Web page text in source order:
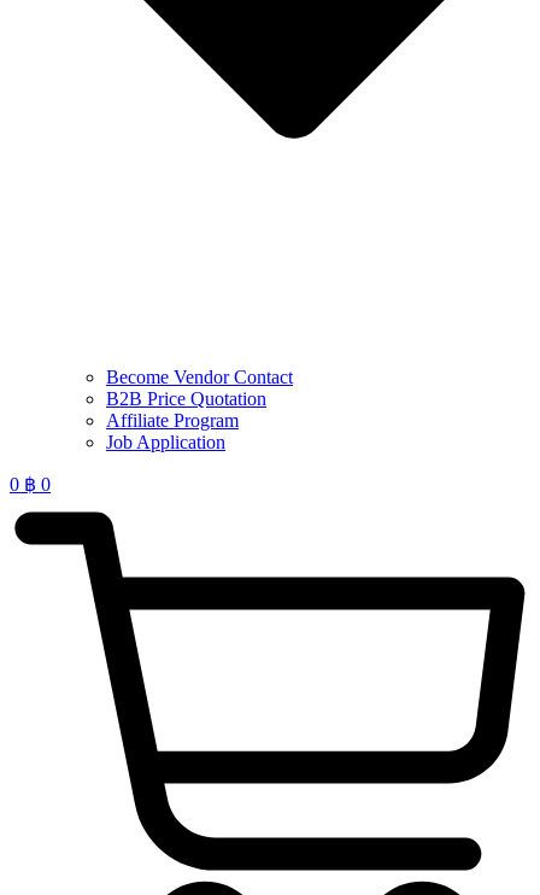
Become Vendor Contact
B2B Price Quotation
Affiliate Program
Job Application
0 ฿ 0